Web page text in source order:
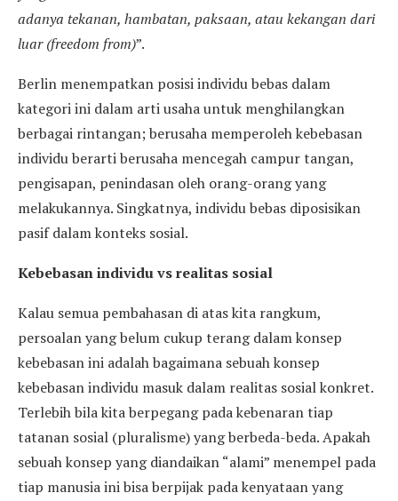
adanya tekanan, hambatan, paksaan, atau kekangan dari
luar (freedom from)”.
Berlin menempatkan posisi individu bebas dalam
kategori ini dalam arti usaha untuk menghilangkan
berbagai rintangan; berusaha memperoleh kebebasan
individu berarti berusaha mencegah campur tangan,
pengisapan, penindasan oleh orang-orang yang
melakukannya. Singkatnya, individu bebas diposisikan
pasif dalam konteks sosial.
Kebebasan individu vs realitas sosial
Kalau semua pembahasan di atas kita rangkum,
persoalan yang belum cukup terang dalam konsep
kebebasan ini adalah bagaimana sebuah konsep
kebebasan individu masuk dalam realitas sosial konkret.
Terlebih bila kita berpegang pada kebenaran tiap
tatanan sosial (pluralisme) yang berbeda-beda. Apakah
sebuah konsep yang diandaikan “alami” menempel pada
tiap manusia ini bisa berpijak pada kenyataan yang